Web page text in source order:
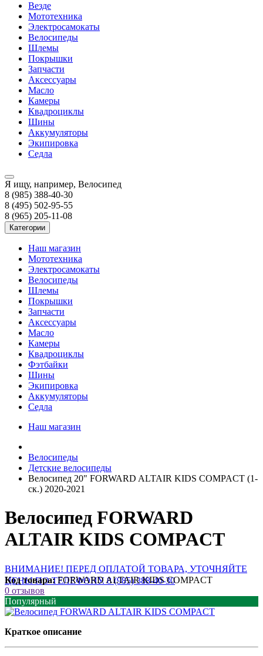
Везде
Мототехника
Электросамокаты
Велосипеды
Шлемы
Покрышки
Запчасти
Аксессуары
Масло
Камеры
Квадроциклы
Шины
Аккумуляторы
Экипировка
Седла
Я ищу, например, Велосипед
8 (985) 388-40-30
8 (495) 502-95-55
8 (965) 205-11-08
Категории
Наш магазин
Мототехника
Электросамокаты
Велосипеды
Шлемы
Покрышки
Запчасти
Аксессуары
Масло
Камеры
Квадроциклы
Фэтбайки
Шины
Экипировка
Аккумуляторы
Седла
Наш магазин
Велосипеды
Детские велосипеды
Велосипед 20" FORWARD ALTAIR KIDS COMPACT (1-
ск.) 2020-2021
Велосипед FORWARD
ALTAIR KIDS COMPACT
ВНИМАНИЕ! ПЕРЕД ОПЛАТОЙ ТОВАРА, УТОЧНЯЙТЕ
ЦЕНЫ ПО ТЕЛЕФОНУ. 8 (985) 388-40-30
Код товара: FORWARD ALTAIR KIDS COMPACT
0 отзывов
Популярный
Краткое описание